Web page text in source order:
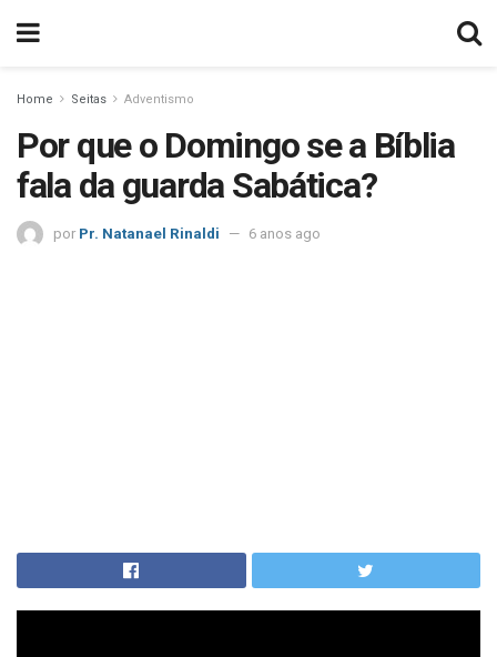
Home Seitas Adventismo
Por que o Domingo se a Bíblia
fala da guarda Sabática?
por Pr. Natanael Rinaldi 6 anos ago